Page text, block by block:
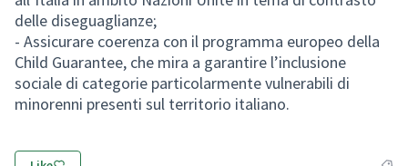
delle diseguaglianze;
- Assicurare coerenza con il programma europeo della
Child Guarantee, che mira a garantire l’inclusione
sociale di categorie particolarmente vulnerabili di
minorenni presenti sul territorio italiano.